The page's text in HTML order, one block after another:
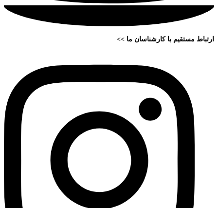
ارتباط مستقیم با کارشناسان ما >>